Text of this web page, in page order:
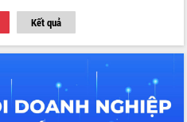
Kết quả